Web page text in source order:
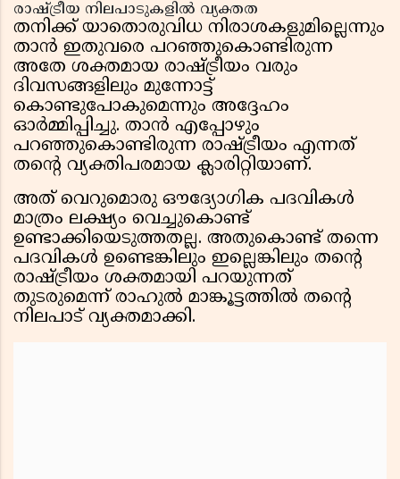
രാഷ്ട്രീയ നിലപാടുകളിൽ വ്യക്തത
തനിക്ക് യാതൊരുവിധ നിരാശകളുമില്ലെന്നും
താൻ ഇതുവരെ പറഞ്ഞുകൊണ്ടിരുന്ന
അതേ ശക്തമായ രാഷ്ട്രീയം വരും
ദിവസങ്ങളിലും മുന്നോട്ട്
കൊണ്ടുപോകുമെന്നും അദ്ദേഹം
ഓർമ്മിപ്പിച്ചു. താൻ എപ്പോഴും
പറഞ്ഞുകൊണ്ടിരുന്ന രാഷ്ട്രീയം എന്നത്
തൻ്റെ വ്യക്തിപരമായ ക്ലാരിറ്റിയാണ്.
അത് വെറുമൊരു ഔദ്യോഗിക പദവികൾ
മാത്രം ലക്ഷ്യം വെച്ചുകൊണ്ട്
ഉണ്ടാക്കിയെടുത്തതല്ല. അതുകൊണ്ട് തന്നെ
പദവികൾ ഉണ്ടെങ്കിലും ഇല്ലെങ്കിലും തൻ്റെ
രാഷ്ട്രീയം ശക്തമായി പറയുന്നത്
തുടരുമെന്ന് രാഹുൽ മാങ്കൂട്ടത്തിൽ തൻ്റെ
നിലപാട് വ്യക്തമാക്കി.